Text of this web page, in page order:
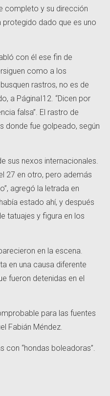
completo y su dirección
protegido dado que es uno
con él ese fin de
como a los
rastros, no es de
a PáginaI12. “Dicen por
falsa”. El rastro de
donde fue golpeado, según
sus nexos internacionales.
27 en otro, pero además
agregó la letrada en
estado ahí, y después
tatuajes y figura en los
en la escena.
en una causa diferente
fueron detenidas en el
para las fuentes
Fabián Méndez.
con “hondas boleadoras”.